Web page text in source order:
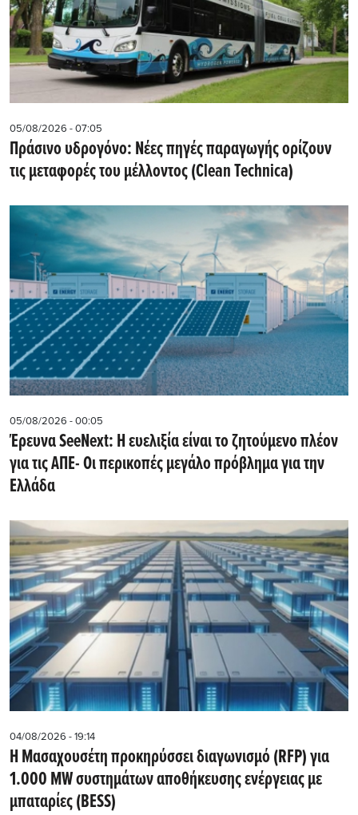
05/08/2026 - 07:05
Πράσινο υδρογόνο: Νέες πηγές παραγωγής ορίζουν
τις μεταφορές του μέλλοντος (Clean Technica)
05/08/2026 - 00:05
Έρευνα SeeNext: Η ευελιξία είναι το ζητούμενο πλέον
για τις ΑΠΕ- Οι περικοπές μεγάλο πρόβλημα για την
Ελλάδα
04/08/2026 - 19:14
Η Μασαχουσέτη προκηρύσσει διαγωνισμό (RFP) για
1.000 MW συστημάτων αποθήκευσης ενέργειας με
μπαταρίες (BESS)